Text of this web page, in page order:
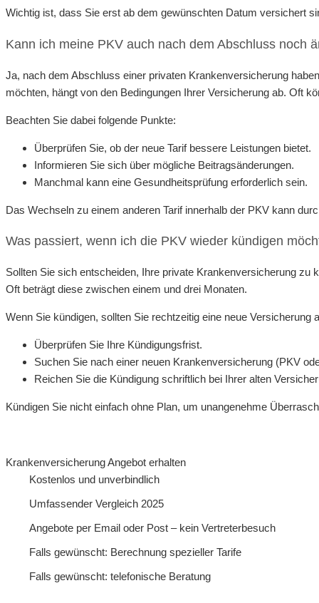
Wichtig ist, dass Sie erst ab dem gewünschten Datum versichert
Kann ich meine PKV auch nach dem Abschluss noch
Ja, nach dem Abschluss einer privaten Krankenversicherung
möchten, hängt von den Bedingungen Ihrer Versicherung ab. Oft
Beachten Sie dabei folgende Punkte:
Überprüfen Sie, ob der neue Tarif bessere Leistungen bietet.
Informieren Sie sich über mögliche Beitragsänderungen.
Manchmal kann eine Gesundheitsprüfung erforderlich sein.
Das Wechseln zu einem anderen Tarif innerhalb der PKV kann
Was passiert, wenn ich die PKV wieder kündigen
Sollten Sie sich entscheiden, Ihre private Krankenversicherung zu
Oft beträgt diese zwischen einem und drei Monaten.
Wenn Sie kündigen, sollten Sie rechtzeitig eine neue
Überprüfen Sie Ihre Kündigungsfrist.
Suchen Sie nach einer neuen Krankenversicherung (PKV
Reichen Sie die Kündigung schriftlich bei Ihrer alten
Kündigen Sie nicht einfach ohne Plan, um unangenehme
Krankenversicherung Angebot erhalten
Kostenlos und unverbindlich
Umfassender Vergleich 2025
Angebote per Email oder Post – kein Vertreterbesuch
Falls gewünscht: Berechnung spezieller Tarife
Falls gewünscht: telefonische Beratung